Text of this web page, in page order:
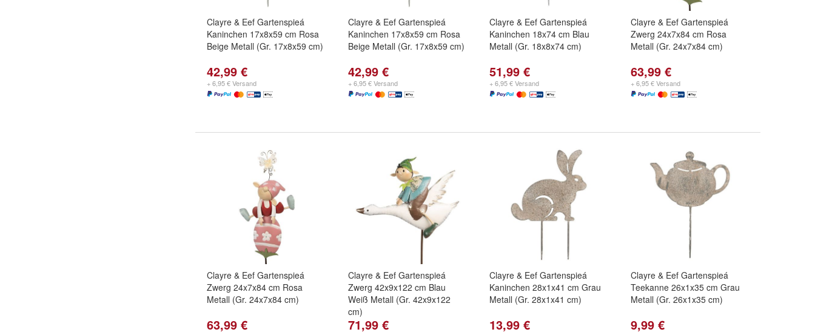
Clayre & Eef Gartenspieá
Kaninchen 17x8x59 cm Rosa
Beige Metall (Gr. 17x8x59 cm)
42,99 €
+ 6,95 € Versand
Clayre & Eef Gartenspieá
Kaninchen 17x8x59 cm Rosa
Beige Metall (Gr. 17x8x59 cm)
42,99 €
+ 6,95 € Versand
Clayre & Eef Gartenspieá
Kaninchen 18x74 cm Blau
Metall (Gr. 18x8x74 cm)
51,99 €
+ 6,95 € Versand
Clayre & Eef Gartenspieá
Zwerg 24x7x84 cm Rosa
Metall (Gr. 24x7x84 cm)
63,99 €
+ 6,95 € Versand
Clayre & Eef Gartenspieá
Zwerg 24x7x84 cm Rosa
Metall (Gr. 24x7x84 cm)
63,99 €
Clayre & Eef Gartenspieá
Zwerg 42x9x122 cm Blau
Weiß Metall (Gr. 42x9x122
cm)
71,99 €
Clayre & Eef Gartenspieá
Kaninchen 28x1x41 cm Grau
Metall (Gr. 28x1x41 cm)
13,99 €
Clayre & Eef Gartenspieá
Teekanne 26x1x35 cm Grau
Metall (Gr. 26x1x35 cm)
9,99 €